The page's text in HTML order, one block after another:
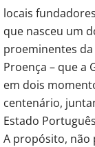
locais
que nasceu um
proeminentes da
Proença – que a
em dois
centenário,
Estado
A propósito,